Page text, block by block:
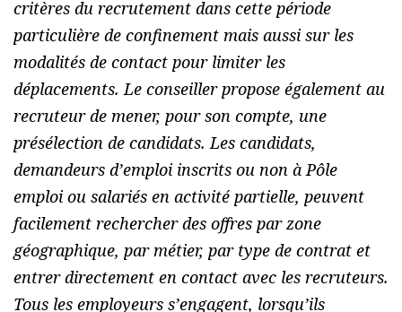
critères du recrutement dans cette période
particulière de confinement mais aussi sur les
modalités de contact pour limiter les
déplacements. Le conseiller propose également au
recruteur de mener, pour son compte, une
présélection de candidats. Les candidats,
demandeurs d’emploi inscrits ou non à Pôle
emploi ou salariés en activité partielle, peuvent
facilement rechercher des offres par zone
géographique, par métier, par type de contrat et
entrer directement en contact avec les recruteurs.
Tous les employeurs s’engagent, lorsqu’ils